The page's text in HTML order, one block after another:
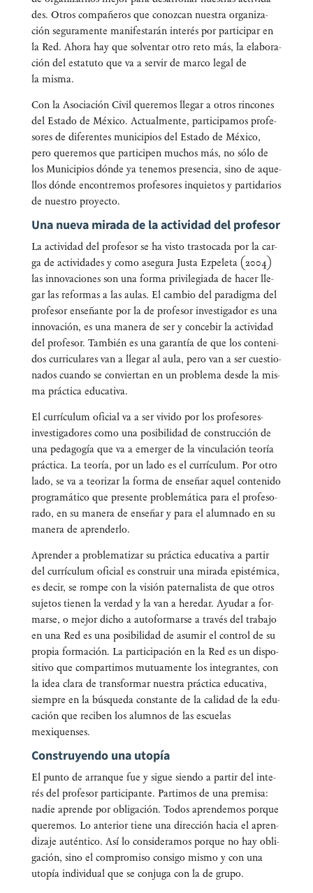
des. Otros com­pa­ñe­ros que conoz­can nues­tra orga­ni­za­
ción segu­ra­men­te mani­fes­ta­rán inte­rés por par­ti­ci­par en
la Red. Aho­ra hay que sol­ven­tar otro reto más, la ela­bo­ra­
ción del esta­tu­to que va a ser­vir de mar­co legal de
la misma.
Con la Aso­cia­ción Civil que­re­mos lle­gar a otros rin­co­nes
del Esta­do de Méxi­co. Actual­men­te, par­ti­ci­pa­mos pro­fe­
so­res de dife­ren­tes muni­ci­pios del Esta­do de Méxi­co,
pero que­re­mos que par­ti­ci­pen muchos más, no sólo de
los Muni­ci­pios dón­de ya tene­mos pre­sen­cia, sino de aque­
llos dón­de encon­tre­mos pro­fe­so­res inquie­tos y par­ti­da­rios
de nues­tro proyecto.
Una nueva mirada de la actividad del profesor
La acti­vi­dad del pro­fe­sor se ha vis­to tras­to­ca­da por la car­
ga de acti­vi­da­des y como ase­gu­ra Jus­ta Ezpe­le­ta (2004)
las inno­va­cio­nes son una for­ma pri­vi­le­gia­da de hacer lle­
gar las refor­mas a las aulas. El cam­bio del para­dig­ma del
pro­fe­sor ense­ñan­te por la de pro­fe­sor inves­ti­ga­dor es una
inno­va­ción, es una mane­ra de ser y con­ce­bir la acti­vi­dad
del pro­fe­sor. Tam­bién es una garan­tía de que los con­te­ni­
dos curri­cu­la­res van a lle­gar al aula, pero van a ser cues­tio­
na­dos cuan­do se con­vier­tan en un pro­ble­ma des­de la mis­
ma prác­ti­ca educativa.
El currí­cu­lum ofi­cial va a ser vivi­do por los pro­fe­so­res-
inves­ti­ga­do­res como una posi­bi­li­dad de cons­truc­ción de
una peda­go­gía que va a emer­ger de la vin­cu­la­ción teo­ría
prác­ti­ca. La teo­ría, por un lado es el currí­cu­lum. Por otro
lado, se va a teo­ri­zar la for­ma de ense­ñar aquel con­te­ni­do
pro­gra­má­ti­co que pre­sen­te pro­ble­má­ti­ca para el pro­fe­so­
ra­do, en su mane­ra de ense­ñar y para el alum­na­do en su
mane­ra de aprenderlo.
Apren­der a pro­ble­ma­ti­zar su prác­ti­ca edu­ca­ti­va a par­tir
del currí­cu­lum ofi­cial es cons­truir una mira­da epis­té­mi­ca,
es decir, se rom­pe con la visión pater­na­lis­ta de que otros
suje­tos tie­nen la ver­dad y la van a here­dar. Ayu­dar a for­
mar­se, o mejor dicho a auto­for­mar­se a tra­vés del tra­ba­jo
en una Red es una posi­bi­li­dad de asu­mir el con­trol de su
pro­pia for­ma­ción. La par­ti­ci­pa­ción en la Red es un dis­po­
si­ti­vo que com­par­ti­mos mutua­men­te los inte­gran­tes, con
la idea cla­ra de trans­for­mar nues­tra prác­ti­ca edu­ca­ti­va,
siem­pre en la bús­que­da cons­tan­te de la cali­dad de la edu­
ca­ción que reci­ben los alum­nos de las escue­las
mexiquenses.
Construyendo una utopía
El pun­to de arran­que fue y sigue sien­do a par­tir del inte­
rés del pro­fe­sor par­ti­ci­pan­te. Par­ti­mos de una pre­mi­sa:
nadie apren­de por obli­ga­ción. Todos apren­de­mos por­que
que­re­mos. Lo ante­rior tie­ne una direc­ción hacia el apren­
di­za­je autén­ti­co. Así lo con­si­de­ra­mos por­que no hay obli­
ga­ción, sino el com­pro­mi­so con­si­go mis­mo y con una
uto­pía indi­vi­dual que se con­ju­ga con la de grupo.